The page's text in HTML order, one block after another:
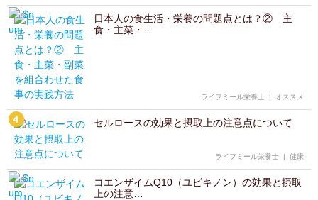
日本人の食生活・栄養の問題点とは？② 主
食・主菜・…
ライフミール栄養士 | オススメ
セルロースの効果と摂取上の注意点について
ライフミール栄養士 | 健康
コエンザイムQ10（ユビキノン）の効果と摂取
上の注意…